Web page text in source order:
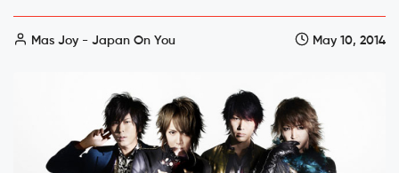
Mas Joy - Japan On You May 10, 2014